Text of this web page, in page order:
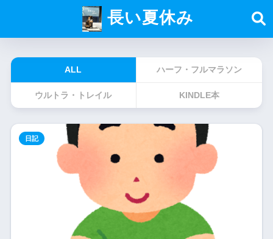
長い夏休み
ALL ハーフ・フルマラソン
ウルトラ・トレイル KINDLE本
日記